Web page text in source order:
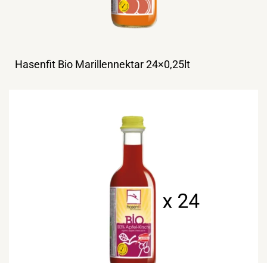
Hasenfit Bio Marillennektar 24×0,25lt